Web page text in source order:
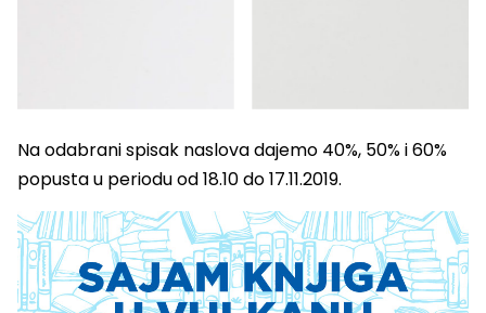
Na odabrani spisak naslova dajemo 40%, 50% i 60%
popusta u periodu od 18.10 do 17.11.2019.